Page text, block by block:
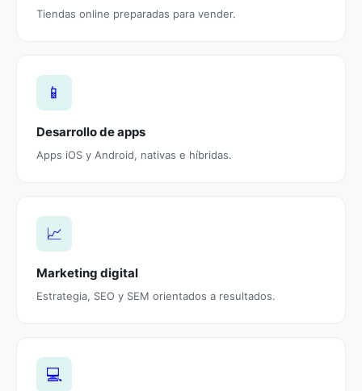
Tiendas online preparadas para vender.
📱
Desarrollo de apps
Apps iOS y Android, nativas e híbridas.
📈
Marketing digital
Estrategia, SEO y SEM orientados a resultados.
💻